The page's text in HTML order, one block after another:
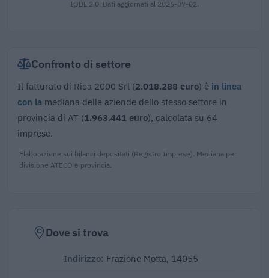
IODL 2.0. Dati aggiornati al 2026-07-02.
Confronto di settore
Il fatturato di Rica 2000 Srl (2.018.288 euro) è in linea
con la mediana delle aziende dello stesso settore in
provincia di AT (1.963.441 euro), calcolata su 64
imprese.
Elaborazione sui bilanci depositati (Registro Imprese). Mediana per
divisione ATECO e provincia.
Dove si trova
Indirizzo: Frazione Motta, 14055